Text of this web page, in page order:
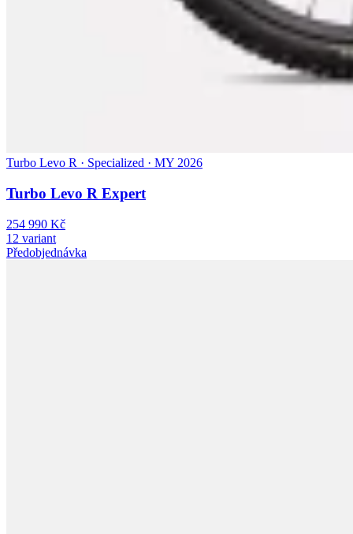
Turbo Levo R · Specialized · MY 2026
Turbo Levo R Expert
254 990 Kč
12 variant
Předobjednávka